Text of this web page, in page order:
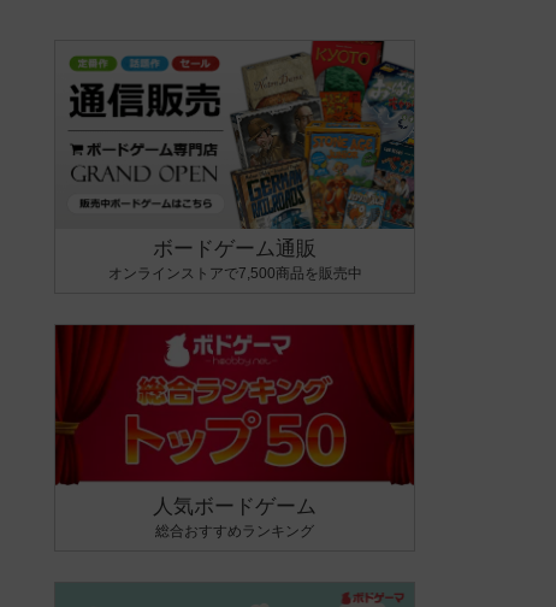
ボードゲーム通販
オンラインストアで7,500商品を販売中
人気ボードゲーム
総合おすすめランキング